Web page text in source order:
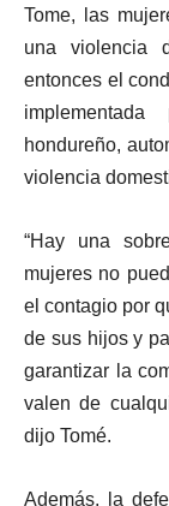
Tome, las
una violencia
entonces el
hondureño,
violencia
“Hay una
mujeres no
el contagio por
de sus hijos y
garantizar la
valen de
dijo Tomé.
Además, la